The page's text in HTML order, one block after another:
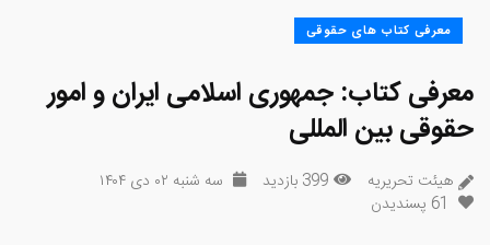
معرفی کتاب های حقوقی
معرفی کتاب: جمهوری اسلامی ایران و امور
حقوقی بین المللی
هیئت تحریریه 399 بازدید
سه شنبه ۰۲ دی ۱۴۰۴
61 پسندیدن